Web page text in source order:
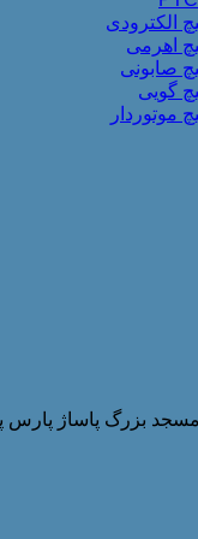
الکترودی
اهرمی
صابونی
گویی
موتوردار
بزرگ پاساژ پارس